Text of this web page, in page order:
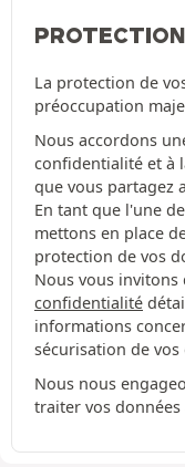
La protection de
préoccupation
Nous accordons
confidentialité et à
que vous partagez
En tant que l'une
mettons en place
protection de vos
Nous vous
confidentialité
informations
sécurisation de
Nous nous
traiter vos